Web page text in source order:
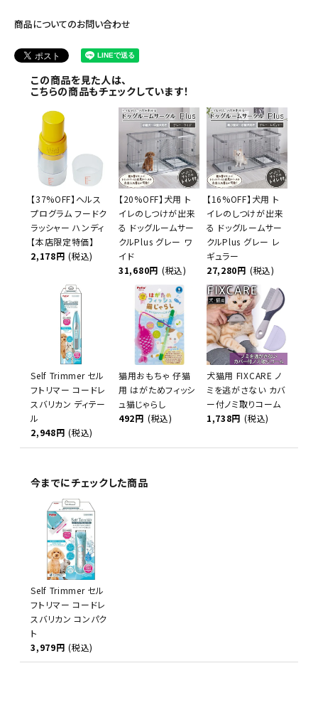
商品についてのお問い合わせ
この商品を見た人は、
こちらの商品もチェックしています！
【37%OFF】ヘルス
プログラム フードク
ラッシャー ハンディ
【本店限定特価】
2,178円 (税込)
【20%OFF】犬用 ト
イレのしつけが出来
る ドッグルームサー
クルPlus グレー ワ
イド
31,680円 (税込)
【16%OFF】犬用 ト
イレのしつけが出来
る ドッグルームサー
クルPlus グレー レ
ギュラー
27,280円 (税込)
Self Trimmer セル
フトリマー コードレ
スバリカン ディテー
ル
2,948円 (税込)
猫用おもちゃ 仔猫
用 はがためフィッシ
ュ猫じゃらし
492円 (税込)
犬猫用 FIXCARE ノ
ミを逃がさない カバ
ー付ノミ取りコーム
1,738円 (税込)
今までにチェックした商品
Self Trimmer セル
フトリマー コードレ
スバリカン コンパク
ト
3,979円 (税込)